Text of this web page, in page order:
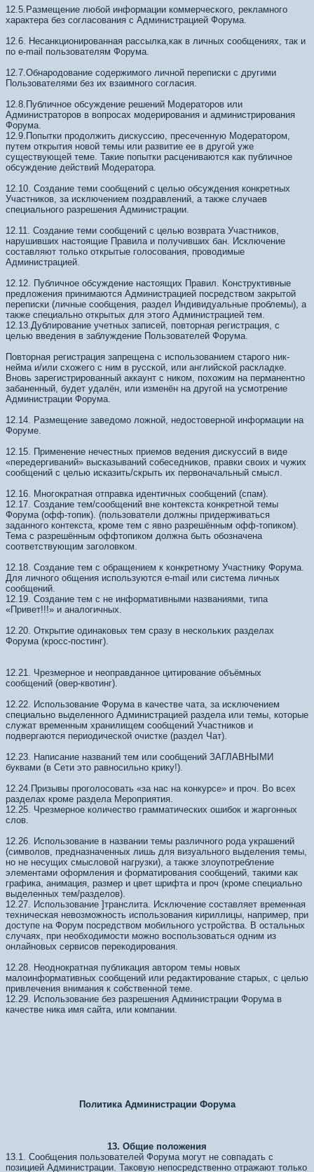
12.5.Размещение любой информации коммерческого, рекламного
характера без согласования с Администрацией Форума.
12.6. Несанкционированная рассылка,как в личных сообщениях, так и
по e-mail пользователям Форума.
12.7.Обнародование содержимого личной переписки с другими
Пользователями без их взаимного согласия.
12.8.Публичное обсуждение решений Модераторов или
Администраторов в вопросах модерирования и администрирования
Форума.
12.9.Попытки продолжить дискуссию, пресеченную Модератором,
путем открытия новой темы или развитие ее в другой уже
существующей теме. Такие попытки расцениваются как публичное
обсуждение действий Модератора.
12.10. Создание теми сообщений с целью обсуждения конкретных
Участников, за исключением поздравлений, а также случаев
специального разрешения Администрации.
12.11. Создание теми сообщений с целью возврата Участников,
нарушивших настоящие Правила и получивших бан. Исключение
составляют только открытые голосования, проводимые
Администрацией.
12.12. Публичное обсуждение настоящих Правил. Конструктивные
предложения принимаются Администрацией посредством закрытой
переписки (личные сообщения, раздел Индивидуальные проблемы), а
также специально открытых для этого Администрацией тем.
12.13.Дублирование учетных записей, повторная регистрация, с
целью введения в заблуждение Пользователей Форума.
Повторная регистрация запрещена с использованием старого ник-
нейма и/или схожего с ним в русской, или английской раскладке.
Вновь зарегистрированный аккаунт с ником, похожим на перманентно
забаненный, будет удалён, или изменён на другой на усмотрение
Администрации Форума.
12.14. Размещение заведомо ложной, недостоверной информации на
Форуме.
12.15. Применение нечестных приемов ведения дискуссий в виде
«передергиваний» высказываний собеседников, правки своих и чужих
сообщений с целью исказить/скрыть их первоначальный смысл.
12.16. Многократная отправка идентичных сообщений (спам).
12.17. Создание тем/сообщений вне контекста конкретной темы
Форума (офф-топик). (пользователи должны придерживаться
заданного контекста, кроме тем с явно разрешённым офф-топиком).
Тема с разрешённым оффтопиком должна быть обозначена
соответствующим заголовком.
12.18. Создание тем с обращением к конкретному Участнику Форума.
Для личного общения используются e-mail или система личных
сообщений.
12.19. Создание тем с не информативными названиями, типа
«Привет!!!» и аналогичных.
12.20. Открытие одинаковых тем сразу в нескольких разделах
Форума (кросс-постинг).
12.21. Чрезмерное и неоправданное цитирование объёмных
сообщений (овер-квотинг).
12.22. Использование Форума в качестве чата, за исключением
специально выделенного Администрацией раздела или темы, которые
служат временным хранилищем сообщений Участников и
подвергаются периодической очистке (раздел Чат).
12.23. Написание названий тем или сообщений ЗАГЛАВНЫМИ
буквами (в Сети это равносильно крику!).
12.24.Призывы проголосовать «за нас на конкурсе» и проч. Во всех
разделах кроме раздела Мероприятия.
12.25. Чрезмерное количество грамматических ошибок и жаргонных
слов.
12.26. Использование в названии темы различного рода украшений
(символов, предназначенных лишь для визуального выделения темы,
но не несущих смысловой нагрузки), а также злоупотребление
элементами оформления и форматирования сообщений, такими как
графика, анимация, размер и цвет шрифта и проч (кроме специально
выделенных тем/разделов).
12.27. Использование ]транслита. Исключение составляет временная
техническая невозможность использования кириллицы, например, при
доступе на Форум посредством мобильного устройства. В остальных
случаях, при необходимости можно воспользоваться одним из
онлайновых сервисов перекодирования.
12.28. Неоднократная публикация автором темы новых
малоинформативных сообщений или редактирование старых, с целью
привлечения внимания к собственной теме.
12.29. Использование без разрешения Администрации Форума в
качестве ника имя сайта, или компании.
Политика Администрации Форума
13. Общие положения
13.1. Сообщения пользователей Форума могут не совпадать с
позицией Администрации. Таковую непосредственно отражают только